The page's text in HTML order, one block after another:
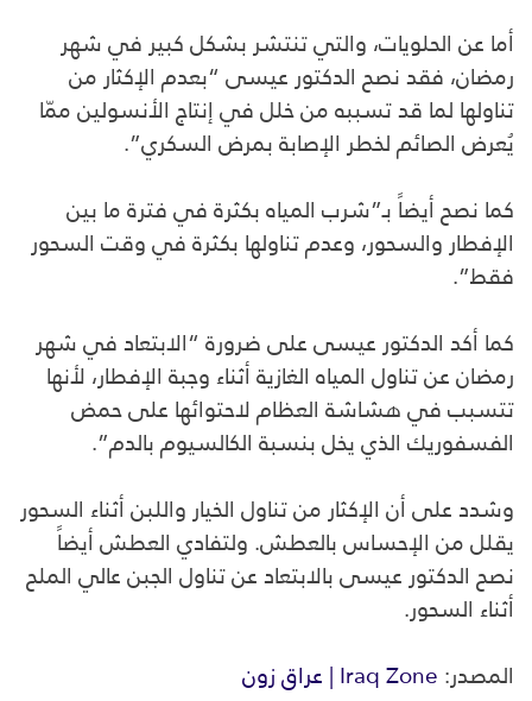
أما عن الحلويات، والتي تنتشر بشكل كبير في شهر
رمضان، فقد نصح الدكتور عيسى “بعدم الإكثار من
تناولها لما قد تسببه من خلل في إنتاج الأنسولين ممّا
يُعرض الصائم لخطر الإصابة بمرض السكري”.
كما نصح أيضاً بـ”شرب المياه بكثرة في فترة ما بين
الإفطار والسحور، وعدم تناولها بكثرة في وقت السحور
فقط”.
كما أكد الدكتور عيسى على ضرورة “الابتعاد في شهر
رمضان عن تناول المياه الغازية أثناء وجبة الإفطار، لأنها
تتسبب في هشاشة العظام لاحتوائها على حمض
الفسفوريك الذي يخل بنسبة الكالسيوم بالدم”.
وشدد على أن الإكثار من تناول الخيار واللبن أثناء السحور
يقلل من الإحساس بالعطش. ولتفادي العطش أيضاً
نصح الدكتور عيسى بالابتعاد عن تناول الجبن عالي الملح
أثناء السحور.
المصدر:Iraq Zone | عراق زون